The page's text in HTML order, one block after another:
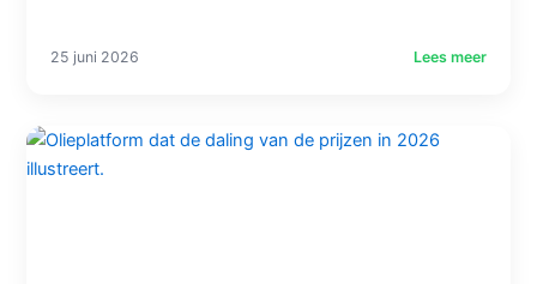
25 juni 2026 Lees meer